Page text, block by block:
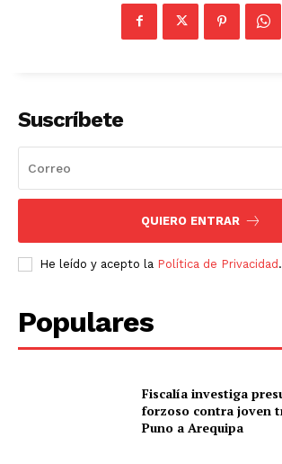
Suscríbete
QUIERO ENTRAR
He leído y acepto la Política de Privacidad.
Populares
Fiscalía investiga
forzoso contra joven
Puno a Arequipa